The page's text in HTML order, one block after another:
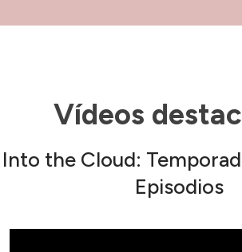
Vídeos
Into the Cloud:
Episodios